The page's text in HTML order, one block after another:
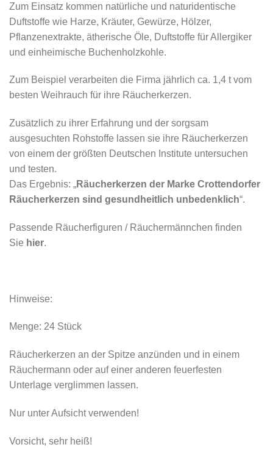
Zum Einsatz kommen natürliche und naturidentische
Duftstoffe wie Harze, Kräuter, Gewürze, Hölzer,
Pflanzenextrakte, ätherische Öle, Duftstoffe für Allergiker
und einheimische Buchenholzkohle.
Zum Beispiel verarbeiten die Firma jährlich ca. 1,4 t vom
besten Weihrauch für ihre Räucherkerzen.
Zusätzlich zu ihrer Erfahrung und der sorgsam
ausgesuchten Rohstoffe lassen sie ihre Räucherkerzen
von einem der größten Deutschen Institute untersuchen
und testen.
Das Ergebnis: „Räucherkerzen der Marke Crottendorfer
Räucherkerzen sind gesundheitlich unbedenklich“.
Passende Räucherfiguren / Räuchermännchen finden
Sie hier.
Hinweise:
Menge: 24 Stück
Räucherkerzen an der Spitze anzünden und in einem
Räuchermann oder auf einer anderen feuerfesten
Unterlage verglimmen lassen.
Nur unter Aufsicht verwenden!
Vorsicht, sehr heiß!